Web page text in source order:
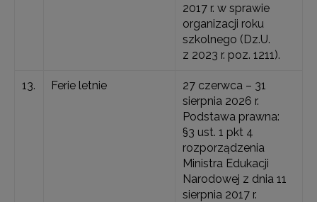
2017 r. w sprawie
organizacji roku
szkolnego (Dz.U.
z 2023 r. poz. 1211).
13. Ferie letnie
27 czerwca – 31
sierpnia 2026 r.
Podstawa prawna:
§3 ust. 1 pkt 4
rozporządzenia
Ministra Edukacji
Narodowej z dnia 11
sierpnia 2017 r.